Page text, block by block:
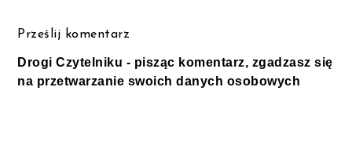
Prześlij komentarz
Drogi Czytelniku - pisząc komentarz, zgadzasz się
na przetwarzanie swoich danych osobowych